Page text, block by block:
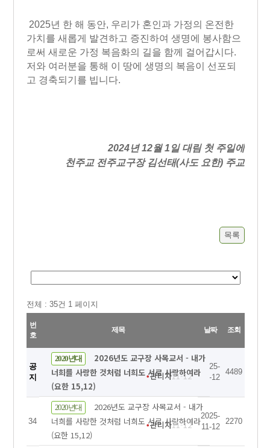
2025년 한 해 동안, 우리가 혼인과 가정의 온전한
가치를 새롭게 발견하고 증진하여 생명에 봉사함으
로써 새로운 가정 복음화의 길을 함께 걸어갑시다.
저와 여러분을 통해 이 땅에 생명의 복음이 선포되
고 경축되기를 빕니다.
2024년 12월 1일 대림 첫 주일에
천주교 전주교구장 김선태(사도 요한) 주교
목록
전체 : 35건 1 페이지
번
호
제목 날짜 조회
공
지
2020년대
2026년도 교구장 사목교서 - 내가
너희를 사랑한 것처럼 너희도 서로 사랑하여라
(요한 15,12)
관리자11-12
2025-
11-12
4489
34
2020년대
2026년도 교구장 사목교서 - 내가
너희를 사랑한 것처럼 너희도 서로 사랑하여라
(요한 15,12)
관리자11-12
2025-
11-12
2270